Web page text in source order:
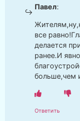
Павел:
все
делается
ранее.И
больше,чем
Ответить